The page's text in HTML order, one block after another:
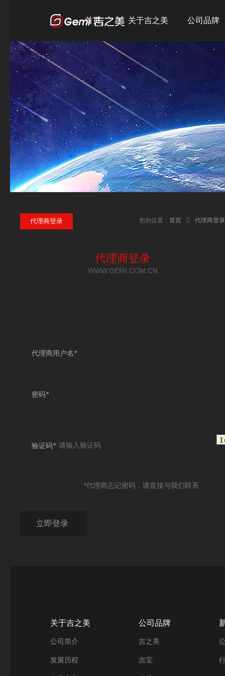
公司品牌
吉宝
吉优
关于吉之美
公司简介
发展历程
企业文化
荣誉资质
首页
您的位置： 首页 代理商登录
代理商登录
代理商登录
WWW.GEMI.COM.CN
代理商用户名*
密码*
验证码*
*代理商忘记密码，请直接与我们联系
关于吉之美
公司简介
发展历程
公司品牌
吉之美
吉宝